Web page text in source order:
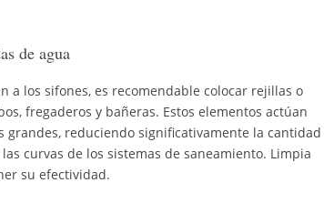
de agua
a los sifones, es recomendable colocar rejillas o
fregaderos y bañeras. Estos elementos actúan
reduciendo significativamente la cantidad
curvas de los sistemas de saneamiento. Limpia
su efectividad.